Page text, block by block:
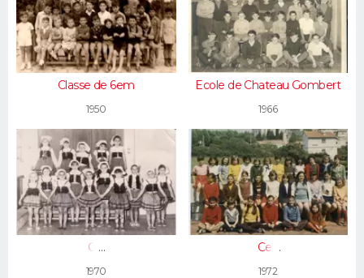
Classe de 6em
1950
Ecole de Chateau Gombert
1966
CP
1970
Ce2
1972